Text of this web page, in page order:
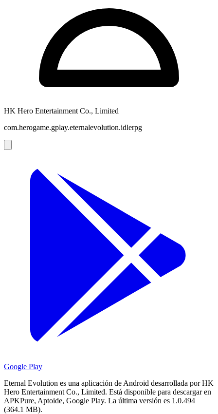
HK Hero Entertainment Co., Limited
com.herogame.gplay.eternalevolution.idlerpg
Google Play
Eternal Evolution es una aplicación de Android desarrollada por HK
Hero Entertainment Co., Limited. Está disponible para descargar en
APKPure, Aptoide, Google Play. La última versión es 1.0.494
(364.1 MB).